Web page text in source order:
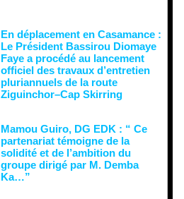
En déplacement en Casamance :
Le Président Bassirou Diomaye
Faye a procédé au lancement
officiel des travaux d’entretien
pluriannuels de la route
Ziguinchor–Cap Skirring
Mamou Guiro, DG EDK : “ Ce
partenariat témoigne de la
solidité et de l’ambition du
groupe dirigé par M. Demba
Ka…”